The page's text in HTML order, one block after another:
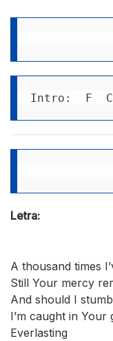
Intro:  F
Letra:
A thousand times
Still Your mercy
And should I
I’m caught in Your
Everlasting